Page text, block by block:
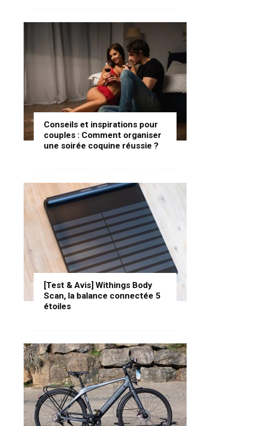
Conseils et inspirations pour
couples : Comment organiser
une soirée coquine réussie ?
[Test & Avis] Withings Body
Scan, la balance connectée 5
étoiles